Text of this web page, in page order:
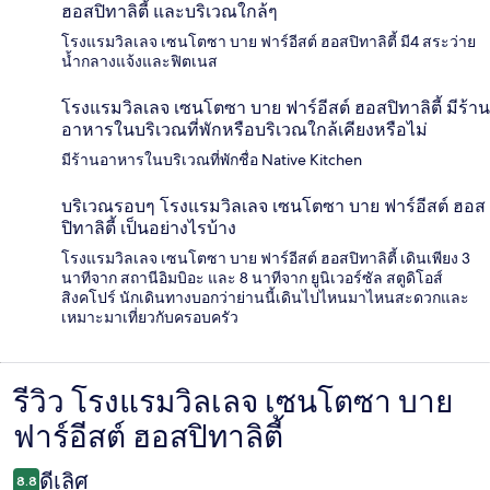
ฮอสปิทาลิตี้ และบริเวณใกล้ๆ
โรงแรมวิลเลจ เซนโตซา บาย ฟาร์อีสต์ ฮอสปิทาลิตี้ มี4 สระว่าย
น้ำกลางแจ้งและฟิตเนส
โรงแรมวิลเลจ เซนโตซา บาย ฟาร์อีสต์ ฮอสปิทาลิตี้ มีร้าน
อาหารในบริเวณที่พักหรือบริเวณใกล้เคียงหรือไม่
มีร้านอาหารในบริเวณที่พักชื่อ Native Kitchen
บริเวณรอบๆ โรงแรมวิลเลจ เซนโตซา บาย ฟาร์อีสต์ ฮอส
ปิทาลิตี้ เป็นอย่างไรบ้าง
โรงแรมวิลเลจ เซนโตซา บาย ฟาร์อีสต์ ฮอสปิทาลิตี้ เดินเพียง 3
นาทีจาก สถานีอิมบิอะ และ 8 นาทีจาก ยูนิเวอร์ซัล สตูดิโอส์
สิงคโปร์ นักเดินทางบอกว่าย่านนี้เดินไปไหนมาไหนสะดวกและ
เหมาะมาเที่ยวกับครอบครัว
รีวิว
รีวิว โรงแรมวิลเลจ เซนโตซา บาย
ฟาร์อีสต์ ฮอสปิทาลิตี้
8.8 ดีเลิศ